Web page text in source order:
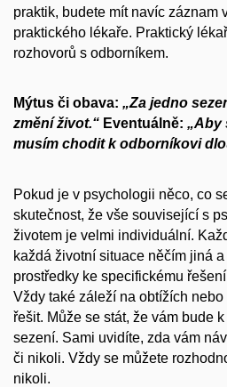
praktik, budete mít navíc záznam
praktického lékaře. Praktický
rozhovorů s odborníkem.
Mýtus či obava: „Za jedno
změní život.“ Eventuálně: „Aby
musím choditk odborníkovi
Pokud je v psychologii něco, co
skutečnost, že vše související s
životem je velmi individuální.
každá životní situace něčím jiná
prostředky ke specifickému
Vždy také záleží na obtížích
řešit. Může se stát, že vám bude
sezení. Sami uvidíte, zda vám
či nikoli. Vždy se můžete
nikoli.